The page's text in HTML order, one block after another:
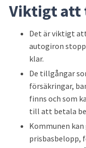
Viktigt att
Det är viktigt
autogiron
klar.
De tillgångar
försäkringar,
finns och som
till att betala
Kommunen
prisbasbelopp,